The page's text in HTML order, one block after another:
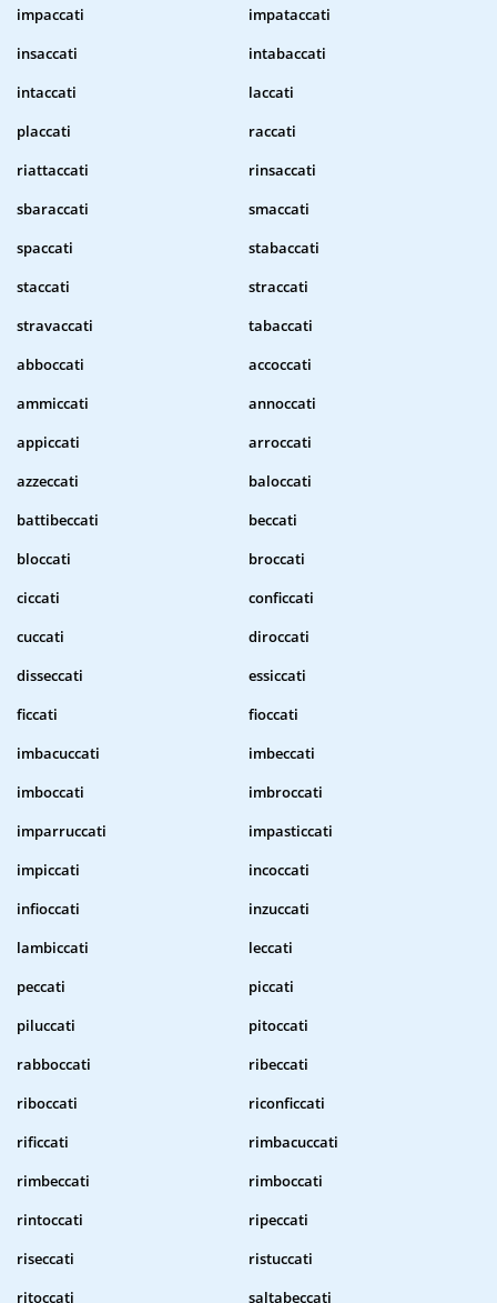
impaccati
impataccati
insaccati
intabaccati
intaccati
laccati
placcati
raccati
riattaccati
rinsaccati
sbaraccati
smaccati
spaccati
stabaccati
staccati
straccati
stravaccati
tabaccati
abboccati
accoccati
ammiccati
annoccati
appiccati
arroccati
azzeccati
baloccati
battibeccati
beccati
bloccati
broccati
ciccati
conficcati
cuccati
diroccati
disseccati
essiccati
ficcati
fioccati
imbacuccati
imbeccati
imboccati
imbroccati
imparruccati
impasticcati
impiccati
incoccati
infioccati
inzuccati
lambiccati
leccati
peccati
piccati
piluccati
pitoccati
rabboccati
ribeccati
riboccati
riconficcati
rificcati
rimbacuccati
rimbeccati
rimboccati
rintoccati
ripeccati
riseccati
ristuccati
ritoccati
saltabeccati